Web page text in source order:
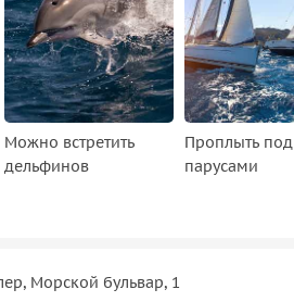
Можно встретить
дельфинов
Проплыть под
парусами
Морской бульвар, 1